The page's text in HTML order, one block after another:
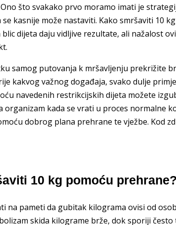
što svakako prvo moramo imati je
kasnije može nastaviti. Kako smršaviti 10
dijeta daju vidljive rezultate, ali nažalost
samog putovanja k mršavljenju prekrižite
kakvog važnog događaja, svako dulje
navedenih restrikcijskih dijeta možete
organizam kada se vrati u proces normalne
dobrog plana prehrane te vježbe. Kod
10 kg pomoću prehrane?
na pameti da gubitak kilograma ovisi od
skida kilograme brže, dok sporiji